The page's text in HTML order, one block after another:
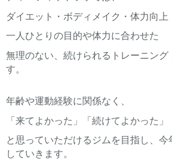
ダイエット・ボディメイク・体力向上
一人ひとりの目的や体力に合わせた
無理のない、続けられるトレーニング
す。
年齢や運動経験に関係なく、
「来てよかった」「続けてよかった」
と思っていただけるジムを目指し、今
していきます。